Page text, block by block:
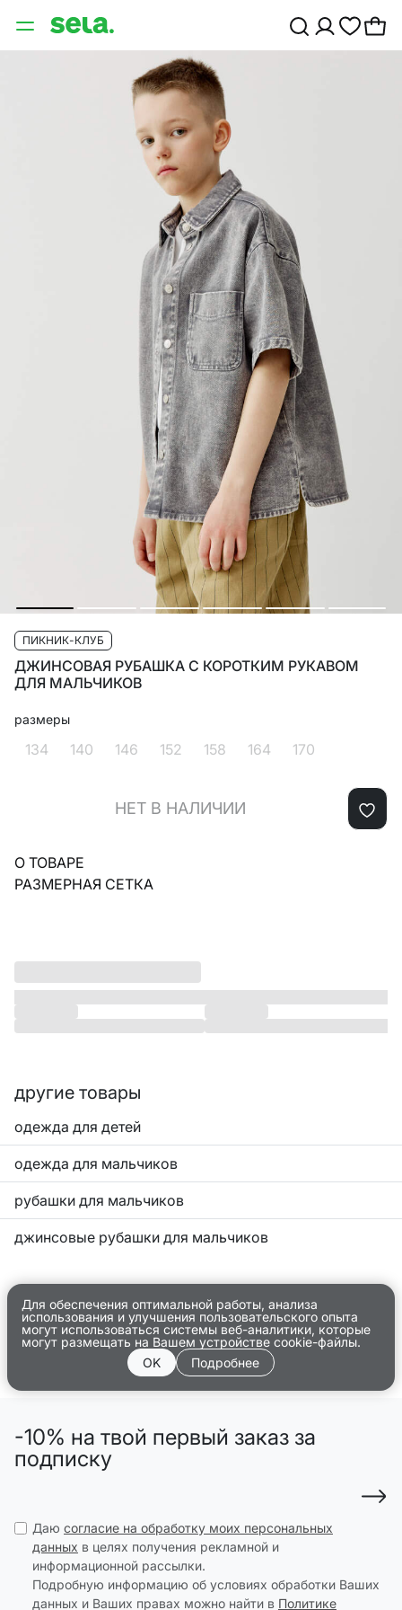
ПИКНИК-КЛУБ
ДЖИНСОВАЯ РУБАШКА С КОРОТКИМ РУКАВОМ
ДЛЯ МАЛЬЧИКОВ
размеры
134 140 146 152 158 164 170
НЕТ В НАЛИЧИИ
О ТОВАРЕ
РАЗМЕРНАЯ СЕТКА
другие товары
одежда для детей
одежда для мальчиков
рубашки для мальчиков
джинсовые рубашки для мальчиков
Для обеспечения оптимальной работы, анализа
использования и улучшения пользовательского опыта
могут использоваться системы веб-аналитики, которые
могут размещать на Вашем устройстве cookie-файлы.
OK
Подробнее
-10% на твой первый заказ за
подписку
Даю согласие на обработку моих персональных
данных в целях получения рекламной и
информационной рассылки.
Подробную информацию об условиях обработки Ваших
данных и Ваших правах можно найти в Политике